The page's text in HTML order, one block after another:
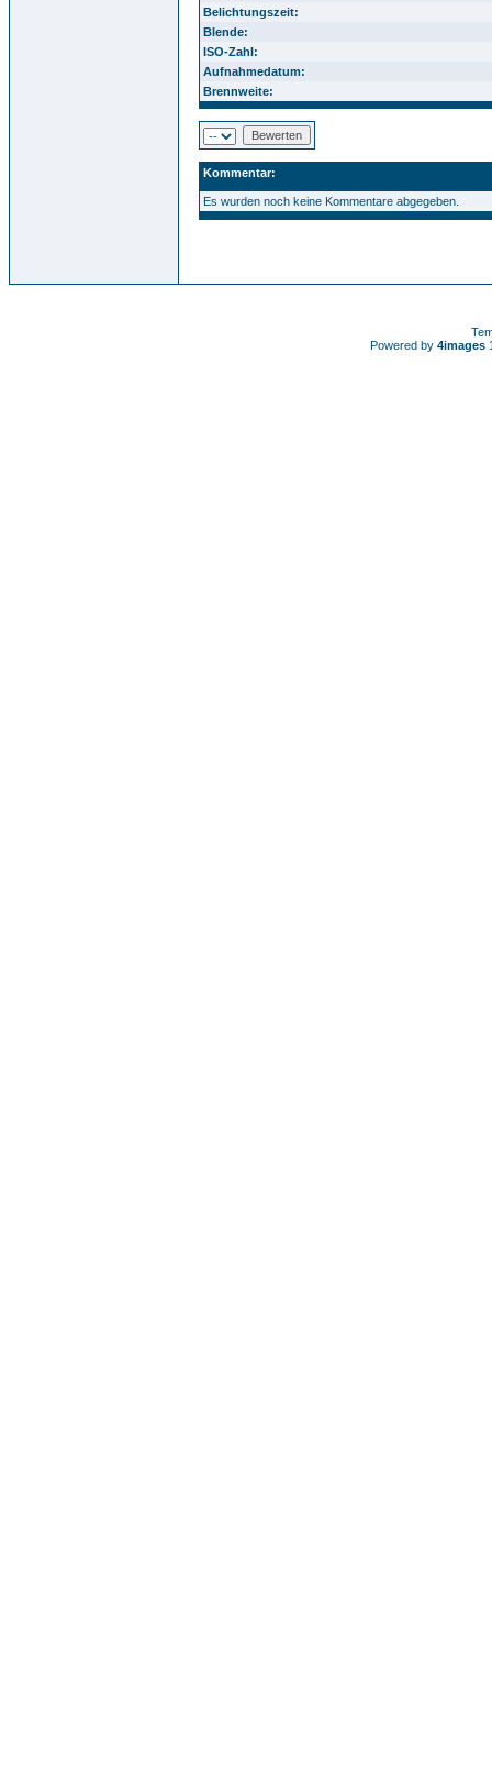
Belichtungszeit:
Blende:
ISO-Zahl:
Aufnahmedatum:
Brennweite:
Kommentar:
Es wurden noch keine Kommentare abgegeben.
Powered by 4images